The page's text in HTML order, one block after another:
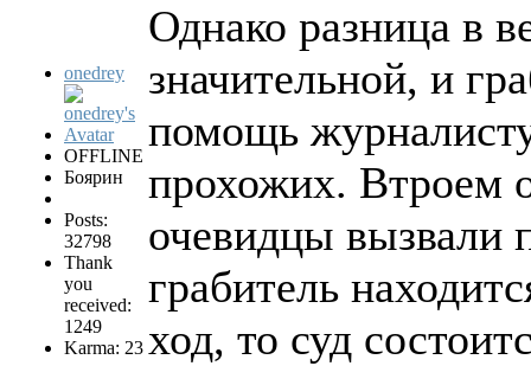
onedrey
OFFLINE
Боярин
Posts:
32798
Thank
you
received:
1249
Karma: 23
Однако разница в
значительной, и
помощь
прохожих. Втроем
очевидцы вызвали
грабитель
ход, то суд